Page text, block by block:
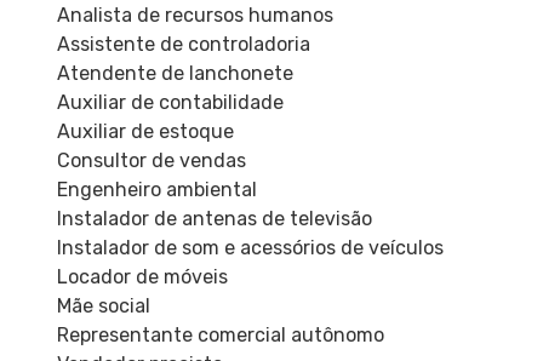
Analista de recursos humanos
Assistente de controladoria
Atendente de lanchonete
Auxiliar de contabilidade
Auxiliar de estoque
Consultor de vendas
Engenheiro ambiental
Instalador de antenas de televisão
Instalador de som e acessórios de veículos
Locador de móveis
Mãe social
Representante comercial autônomo